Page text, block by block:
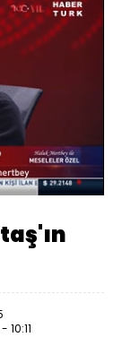
Oynatma
Hızı
10:11